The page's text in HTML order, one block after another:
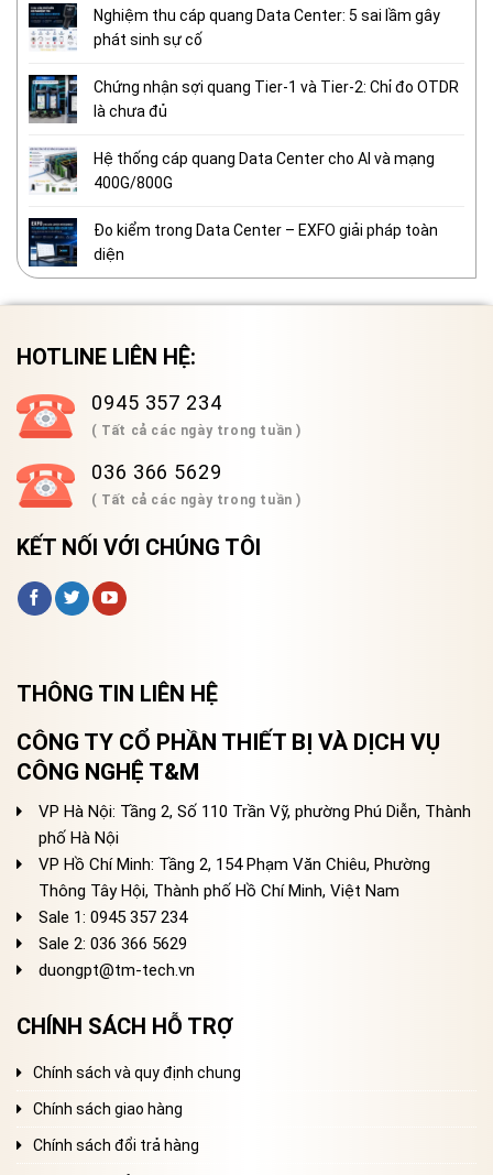
Nghiệm thu cáp quang Data Center: 5 sai lầm gây
phát sinh sự cố
Chứng nhận sợi quang Tier-1 và Tier-2: Chỉ đo OTDR
là chưa đủ
Hệ thống cáp quang Data Center cho AI và mạng
400G/800G
Đo kiểm trong Data Center – EXFO giải pháp toàn
diện
HOTLINE LIÊN HỆ:
0945 357 234
( Tất cả các ngày trong tuần )
036 366 5629
( Tất cả các ngày trong tuần )
KẾT NỐI VỚI CHÚNG TÔI
THÔNG TIN LIÊN HỆ
CÔNG TY CỔ PHẦN THIẾT BỊ VÀ DỊCH VỤ
CÔNG NGHỆ T&M
VP Hà Nội: Tầng 2, Số 110 Trần Vỹ, phường Phú Diễn, Thành
phố Hà Nội
VP Hồ Chí Minh: Tầng 2, 154 Phạm Văn Chiêu, Phường
Thông Tây Hội, Thành phố Hồ Chí Minh, Việt Nam
Sale 1: 0945 357 234
Sale 2: 036 366 5629
duongpt@tm-tech.vn
CHÍNH SÁCH HỖ TRỢ
Chính sách và quy định chung
Chính sách giao hàng
Chính sách đổi trả hàng